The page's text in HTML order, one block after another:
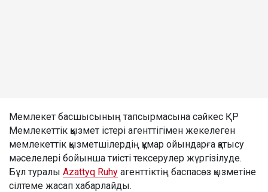
Мемлекет басшысының тапсырмасына сәйкес ҚР
Мемлекеттік қызмет істері агенттігімен жекелеген
мемлекеттік қызметшілердің құмар ойындарға қатысу
мәселелері бойынша тиісті тексерулер жүргізілуде.
Бұл туралы Azattyq Ruhy агенттіктің баспасөз қызметіне
сілтеме жасап хабарлайды.